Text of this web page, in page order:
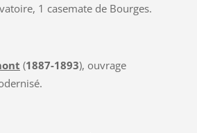
1 casemate de Bourges.
(1887-1893), ouvrage